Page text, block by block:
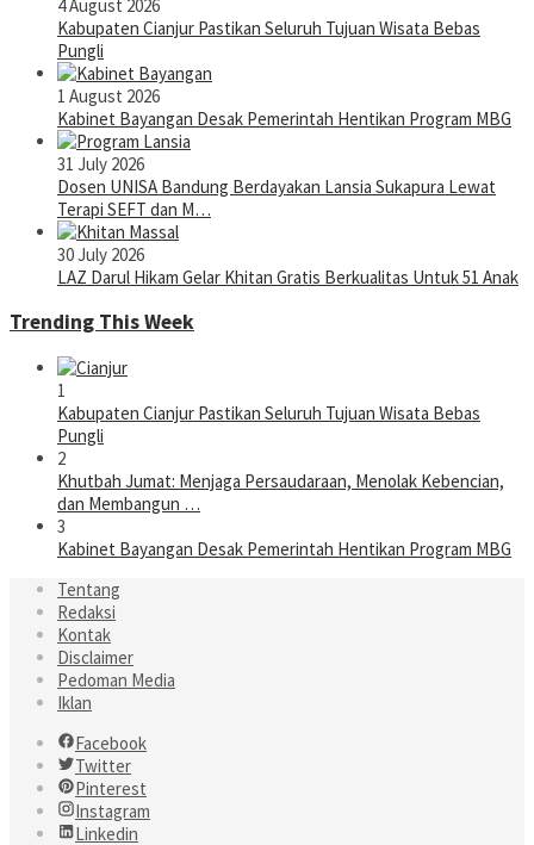
4 August 2026
Kabupaten Cianjur Pastikan Seluruh Tujuan Wisata Bebas
Pungli
1 August 2026
Kabinet Bayangan Desak Pemerintah Hentikan Program MBG
31 July 2026
Dosen UNISA Bandung Berdayakan Lansia Sukapura Lewat
Terapi SEFT dan M…
30 July 2026
LAZ Darul Hikam Gelar Khitan Gratis Berkualitas Untuk 51 Anak
Trending This Week
1
Kabupaten Cianjur Pastikan Seluruh Tujuan Wisata Bebas
Pungli
2
Khutbah Jumat: Menjaga Persaudaraan, Menolak Kebencian,
dan Membangun …
3
Kabinet Bayangan Desak Pemerintah Hentikan Program MBG
Tentang
Redaksi
Kontak
Disclaimer
Pedoman Media
Iklan
Facebook
Twitter
Pinterest
Instagram
Linkedin